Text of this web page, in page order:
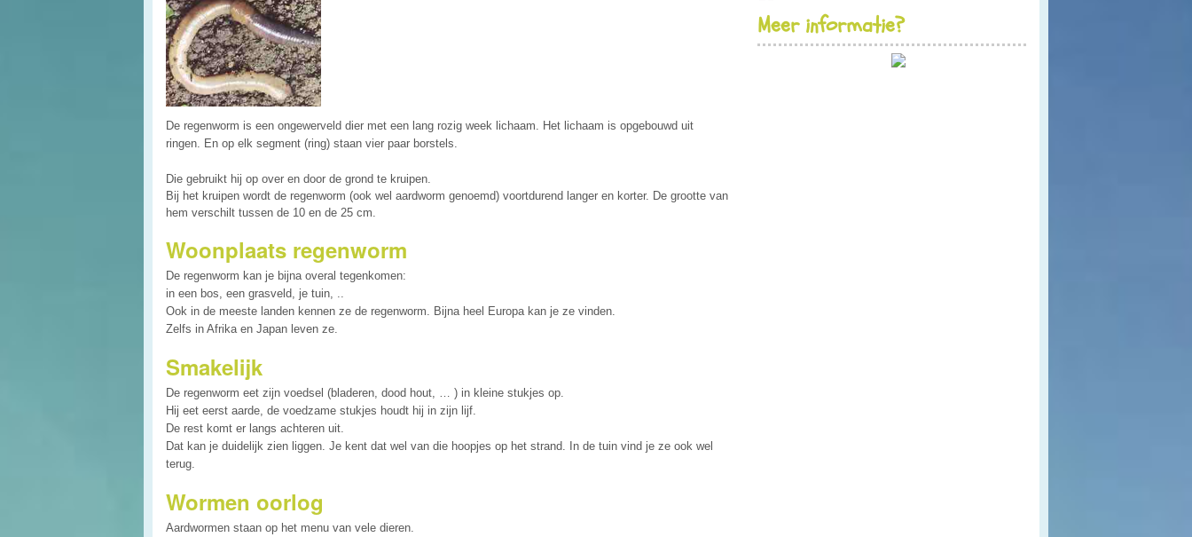
De regenworm is een ongewerveld dier met een lang rozig week lichaam. Het lichaam is opgebouwd uit
ringen. En op elk segment (ring) staan vier paar borstels.
Die gebruikt hij op over en door de grond te kruipen.
Bij het kruipen wordt de regenworm (ook wel aardworm genoemd) voortdurend langer en korter. De grootte van
hem verschilt tussen de 10 en de 25 cm.
Woonplaats regenworm
De regenworm kan je bijna overal tegenkomen:
in een bos, een grasveld, je tuin, ..
Ook in de meeste landen kennen ze de regenworm. Bijna heel Europa kan je ze vinden.
Zelfs in Afrika en Japan leven ze.
Smakelijk
De regenworm eet zijn voedsel (bladeren, dood hout, … ) in kleine stukjes op.
Hij eet eerst aarde, de voedzame stukjes houdt hij in zijn lijf.
De rest komt er langs achteren uit.
Dat kan je duidelijk zien liggen. Je kent dat wel van die hoopjes op het strand. In de tuin vind je ze ook wel
terug.
Wormen oorlog
Aardwormen staan op het menu van vele dieren.
Meer informatie?